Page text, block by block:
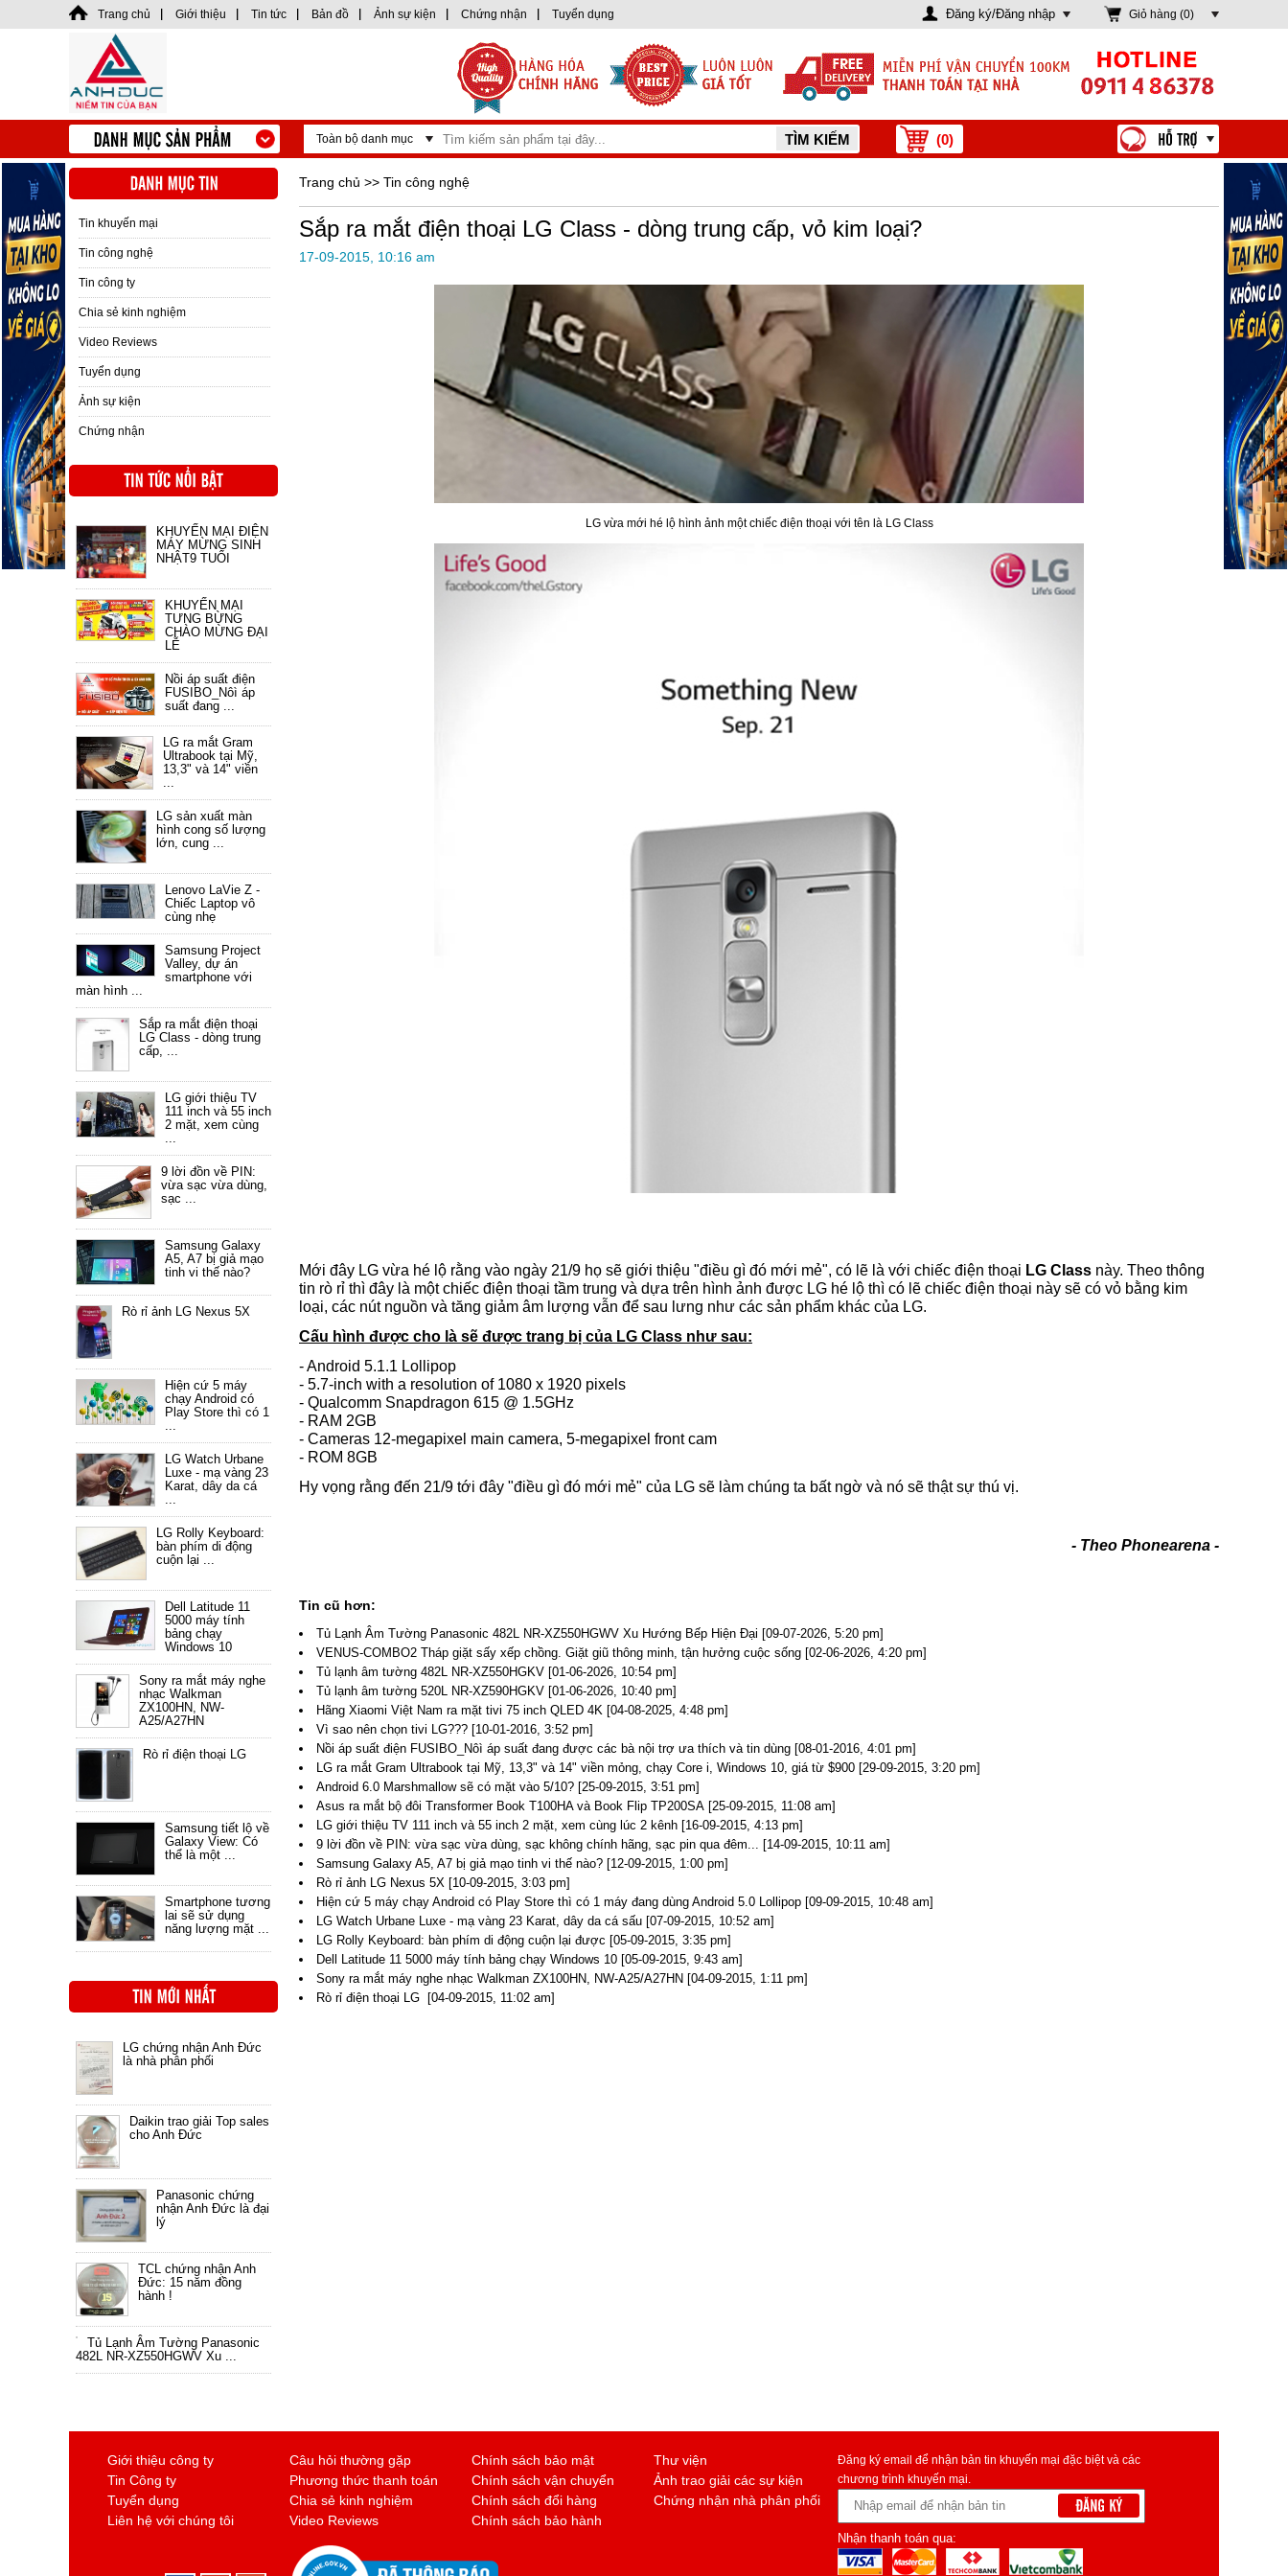
Trang chủ Giới thiệu Tin tức Bản đồ Ảnh sự kiện Chứng nhận Tuyển dụng Giỏ hàng (0)
Đăng ký/Đăng nhập
Toàn bộ danh mục (0)
Tin khuyến mại
Tin công nghệ
Tin công ty
Chia sẻ kinh nghiệm
Video Reviews
Tuyển dụng
Ảnh sự kiện
Chứng nhận
KHUYẾN MẠI ĐIỆN
MÁY MỪNG SINH
NHẬT9 TUỔI
KHUYẾN MẠI
TƯNG BỪNG
CHÀO MỪNG ĐẠI
LỄ
Nồi áp suất điện
FUSIBO_Nôì áp
suất đang ...
LG ra mắt Gram
Ultrabook tại Mỹ,
13,3" và 14" viền
...
LG sản xuất màn
hình cong số lượng
lớn, cung ...
Lenovo LaVie Z -
Chiếc Laptop vô
cùng nhẹ
Samsung Project
Valley, dự án
smartphone với
màn hình ...
Sắp ra mắt điện thoại
LG Class - dòng trung
cấp, ...
LG giới thiệu TV
111 inch và 55 inch
2 mặt, xem cùng
...
9 lời đồn về PIN:
vừa sạc vừa dùng,
sạc ...
Samsung Galaxy
A5, A7 bị giả mạo
tinh vi thế nào?
Rò rỉ ảnh LG Nexus 5X
Hiện cứ 5 máy
chạy Android có
Play Store thì có 1
...
LG Watch Urbane
Luxe - mạ vàng 23
Karat, dây da cá
...
LG Rolly Keyboard:
bàn phím di động
cuộn lại ...
Dell Latitude 11
5000 máy tính
bảng chạy
Windows 10
Sony ra mắt máy nghe
nhạc Walkman
ZX100HN, NW-
A25/A27HN
Rò rỉ điện thoại LG
Samsung tiết lộ về
Galaxy View: Có
thể là một ...
Smartphone tương
lai sẽ sử dụng
năng lượng mặt ...
LG chứng nhận Anh Đức
là nhà phân phối
Daikin trao giải Top sales
cho Anh Đức
Panasonic chứng
nhận Anh Đức là đại
lý
TCL chứng nhận Anh
Đức: 15 năm đồng
hành !
Tủ Lạnh Âm Tường Panasonic
482L NR-XZ550HGWV Xu ...
Trang chủ >> Tin công nghệ
Sắp ra mắt điện thoại LG Class - dòng trung cấp, vỏ kim loại?
17-09-2015, 10:16 am
LG vừa mới hé lộ hình ảnh một chiếc điện thoại với tên là LG Class
Mới đây LG vừa hé lộ rằng vào ngày 21/9 họ sẽ giới thiệu "điều gì đó mới mẻ", có lẽ là với chiếc điện thoại LG Class này. Theo thông
tin rò rỉ thì đây là một chiếc điện thoại tầm trung và dựa trên hình ảnh được LG hé lộ thì có lẽ chiếc điện thoại này sẽ có vỏ bằng kim
loại, các nút nguồn và tăng giảm âm lượng vẫn để sau lưng như các sản phẩm khác của LG.
Cấu hình được cho là sẽ được trang bị của LG Class như sau:
- Android 5.1.1 Lollipop
- 5.7-inch with a resolution of 1080 x 1920 pixels
- Qualcomm Snapdragon 615 @ 1.5GHz
- RAM 2GB
- Cameras 12-megapixel main camera, 5-megapixel front cam
- ROM 8GB
Hy vọng rằng đến 21/9 tới đây "điều gì đó mới mẻ" của LG sẽ làm chúng ta bất ngờ và nó sẽ thật sự thú vị.
- Theo Phonearena -
Tin cũ hơn:
Tủ Lạnh Âm Tường Panasonic 482L NR-XZ550HGWV Xu Hướng Bếp Hiện Đại [09-07-2026, 5:20 pm]
VENUS-COMBO2 Tháp giặt sấy xếp chồng. Giặt giũ thông minh, tận hưởng cuộc sống [02-06-2026, 4:20 pm]
Tủ lạnh âm tường 482L NR-XZ550HGKV [01-06-2026, 10:54 pm]
Tủ lạnh âm tường 520L NR-XZ590HGKV [01-06-2026, 10:40 pm]
Hãng Xiaomi Việt Nam ra mặt tivi 75 inch QLED 4K [04-08-2025, 4:48 pm]
Vì sao nên chọn tivi LG??? [10-01-2016, 3:52 pm]
Nồi áp suất điện FUSIBO_Nôì áp suất đang được các bà nội trợ ưa thích và tin dùng [08-01-2016, 4:01 pm]
LG ra mắt Gram Ultrabook tại Mỹ, 13,3" và 14" viền mỏng, chạy Core i, Windows 10, giá từ $900 [29-09-2015, 3:20 pm]
Android 6.0 Marshmallow sẽ có mặt vào 5/10? [25-09-2015, 3:51 pm]
Asus ra mắt bộ đôi Transformer Book T100HA và Book Flip TP200SA [25-09-2015, 11:08 am]
LG giới thiệu TV 111 inch và 55 inch 2 mặt, xem cùng lúc 2 kênh [16-09-2015, 4:13 pm]
9 lời đồn về PIN: vừa sạc vừa dùng, sạc không chính hãng, sạc pin qua đêm... [14-09-2015, 10:11 am]
Samsung Galaxy A5, A7 bị giả mạo tinh vi thế nào? [12-09-2015, 1:00 pm]
Rò rỉ ảnh LG Nexus 5X [10-09-2015, 3:03 pm]
Hiện cứ 5 máy chạy Android có Play Store thì có 1 máy đang dùng Android 5.0 Lollipop [09-09-2015, 10:48 am]
LG Watch Urbane Luxe - mạ vàng 23 Karat, dây da cá sấu [07-09-2015, 10:52 am]
LG Rolly Keyboard: bàn phím di động cuộn lại được [05-09-2015, 3:35 pm]
Dell Latitude 11 5000 máy tính bảng chạy Windows 10 [05-09-2015, 9:43 am]
Sony ra mắt máy nghe nhạc Walkman ZX100HN, NW-A25/A27HN [04-09-2015, 1:11 pm]
Rò rỉ điện thoại LG [04-09-2015, 11:02 am]
Giới thiệu công ty
Tin Công ty
Tuyển dụng
Liên hệ với chúng tôi
Câu hỏi thường gặp
Phương thức thanh toán
Chia sẻ kinh nghiệm
Video Reviews
Chính sách bảo mật
Chính sách vận chuyển
Chính sách đổi hàng
Chính sách bảo hành
Thư viện
Ảnh trao giải các sự kiện
Chứng nhận nhà phân phối
Đăng ký email để nhận bản tin khuyến mại đặc biệt và các
chương trình khuyến mại.
Nhận thanh toán qua: